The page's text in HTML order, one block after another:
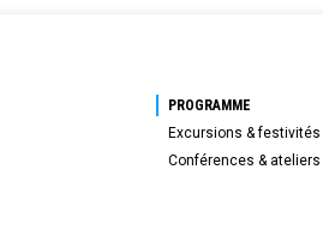
PROGRAMME
Excursions & festivités
Conférences & ateliers